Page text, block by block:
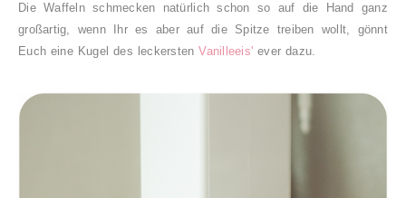
Die Waffeln schmecken natürlich schon so auf die Hand ganz
großartig, wenn Ihr es aber auf die Spitze treiben wollt, gönnt
Euch eine Kugel des leckerstenVanilleeis' ever dazu.